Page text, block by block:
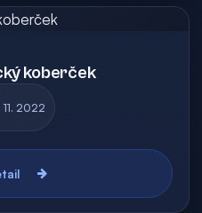
koberček
11. 2022